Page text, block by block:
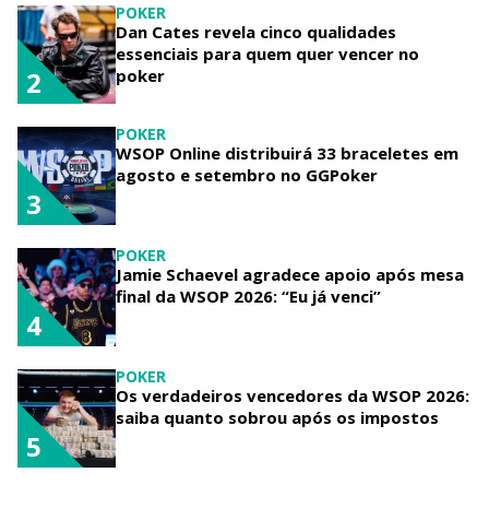
POKER
Dan Cates revela cinco qualidades
essenciais para quem quer vencer no
poker
2
POKER
WSOP Online distribuirá 33 braceletes em
agosto e setembro no GGPoker
3
POKER
Jamie Schaevel agradece apoio após mesa
final da WSOP 2026: “Eu já venci”
4
POKER
Os verdadeiros vencedores da WSOP 2026:
saiba quanto sobrou após os impostos
5